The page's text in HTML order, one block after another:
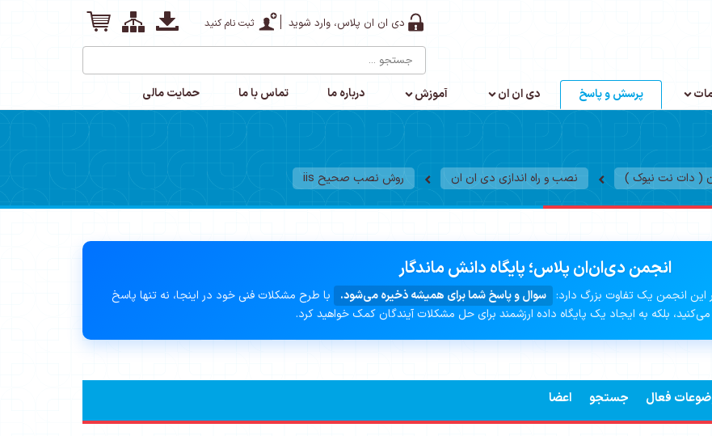
دی ان ان پلاس، وارد شوید ثبت نام کنید
پرسش و پاسخ دی ان ان آموزش درباره ما تماس با ما حمایت مالی
( دات نت نیوک ) نصب و راه اندازی دی ان ان روش نصب صحیح iis
انجمن دی‌ان‌ان پلاس؛ پایگاه دانش ماندگار
انجمن یک تفاوت بزرگ دارد: سوال و پاسخ شما برای همیشه ذخیره می‌شود.
با طرح مشکلات فنی خود در اینجا، نه تنها پاسخ
بلکه به ایجاد یک پایگاه داده ارزشمند برای حل مشکلات آیندگان کمک خواهید کرد.
فعال جستجو اعضا